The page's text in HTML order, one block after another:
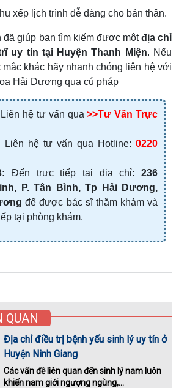
xếp lịch trình dễ dàng cho bản thân.
đã giúp bạn tìm kiếm được mộtđịa chỉ
uy tín tại Huyện Thanh Miện. Nếu
mắc khác hãy nhanh chóng liên hệ với
Hải Dương qua cú pháp
Liên hệ tư vấn qua>>Tư Vấn Trực
Liên hệ tư vấn qua Hotline: 0220
Đến trực tiếp tại địa chỉ:236
P. Tân Bình, Tp Hải Dương,
để được bác sĩ thăm khám và
tại phòng khám.
QUAN
Địa chỉ điều trị bệnh yếu sinh lý uy tín ở
Huyện Ninh Giang
Các vấn đề liên quan đến sinh lý nam luôn
khiến nam giới ngượng ngùng,...